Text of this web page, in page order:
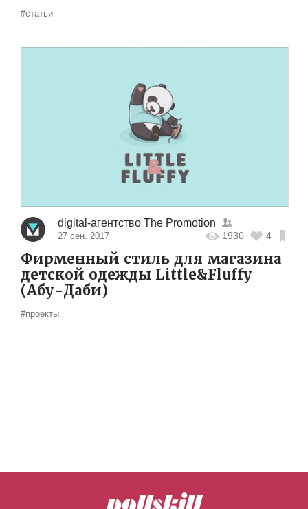
#статьи
digital-агентство The Promotion
27 сен. 2017 1930 4
Фирменный стиль для магазина
детской одежды Little&Fluffy
(Абу-Даби)
#проекты